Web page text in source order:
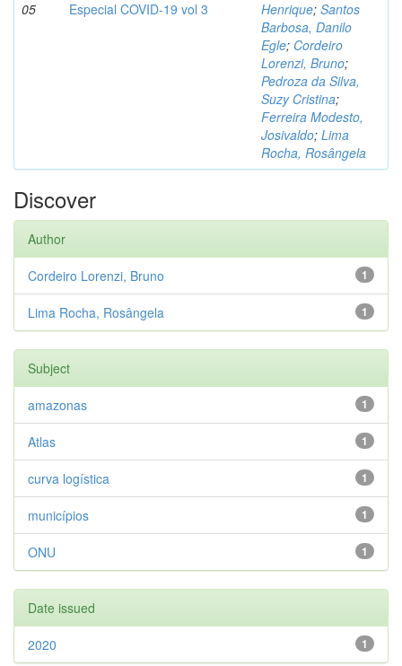
05 Especial COVID-19 vol 3 Henrique; Santos
Barbosa, Danilo
Egle; Cordeiro
Lorenzi, Bruno;
Pedroza da Silva,
Suzy Cristina;
Ferreira Modesto,
Josivaldo; Lima
Rocha, Rosângela
Discover
Author
1
Cordeiro Lorenzi, Bruno
1
Lima Rocha, Rosângela
Subject
1
amazonas
1
Atlas
1
curva logística
1
municípios
1
ONU
Date issued
1
2020